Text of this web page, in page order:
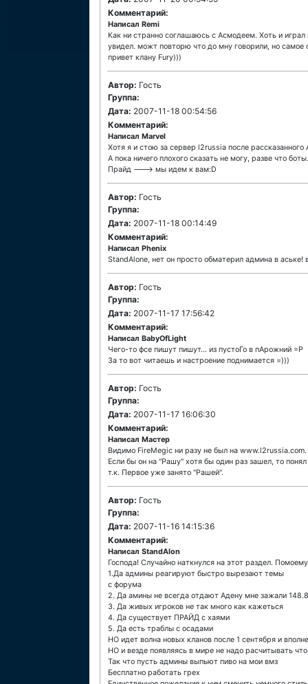
Комментарий:
Написал Remi
Как ни странно соглашаюсь с Асмодеем. Хоть и
увидел. можт повторю что до мну говорили, но самое
привет клану Fury)))
Автор: Гость
Группа:
Дата: 2007-11-18 00:54:56
Комментарий:
Написал Marvel
Хотя я и стою за сервер l2russia после
А пока ничего плохого сказать не могу, разве что
Прайд ---> мы идем к вам:D
Автор: Гость
Группа:
Дата: 2007-11-18 00:14:49
Комментарий:
Написал Phenix
StandAlone, нет он просто обматерил админа в аське!
Автор: Гость
Группа:
Дата: 2007-11-17 17:56:42
Комментарий:
Написал BabyOfLight
Чего-то фсе пишут пишут... из пустоГо в пАрожний =Р
За то вот читаешь и настроение поднимается =)))
Автор: Гость
Группа:
Дата: 2007-11-17 16:06:30
Комментарий:
Написал Мастер
Видимо FireMegic ни разу не был на www.l2russia.com.
Если бы он на "Рашу" хотя бы один раз зашел, то
т.к. Первое уже занято "Рашей".
Автор: Гость
Группа:
Дата: 2007-11-16 14:15:36
Комментарий:
Написал StandAlon
Господа! Случайно наткнулся на этот раздел.
1.Да админы реагируют быстро вырезают темы
с форума
2. Да амины не всегда отдают Адену мне зажали
3. Да живых игроков не так много как кажеться
4. Да существует ПРАЙД с хаями
5. Да есть траблы с осадами
НО идет волна новых кланов после 1 сентября и
НО и везде появляясь в мире не надо расчитывать
Так что пусть админы выпьют пиво на мои вмз
Бесплатно работать грех